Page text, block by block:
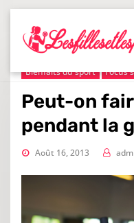
Skip
content
Bienfaits du sport Focus
Peut-on
pendant la
Août 16, 2013